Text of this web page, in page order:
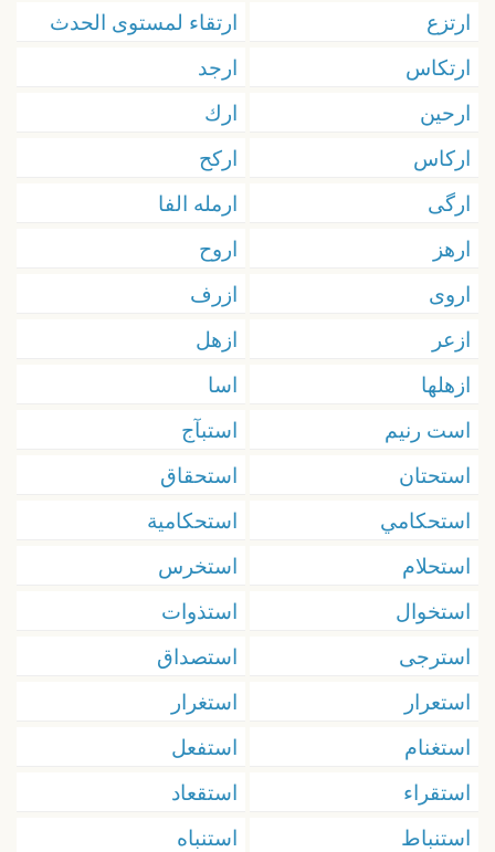
ارتزع
ارتقاء لمستوى الحدث
ارتكاس
ارجد
ارحين
ارك
اركاس
اركح
ارگى
ارمله الفا
ارهز
اروح
اروى
ازرف
ازعر
ازهل
ازهلها
اسا
است رنيم
استبآج
استحتان
استحقاق
استحكامي
استحكامية
استحلام
استخرس
استخوال
استذوات
استرجى
استصداق
استعرار
استغرار
استغنام
استفعل
استقراء
استقعاد
استنباط
استنباه